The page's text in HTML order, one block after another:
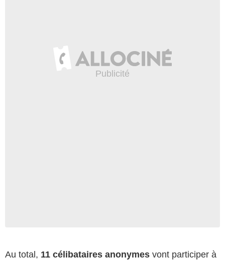
Au total, 11 célibataires anonymes vont participer à